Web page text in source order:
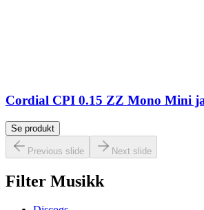
Cordial CPI 0.15 ZZ Mono Mini
Se produkt
Previous slide Next slide
Filter Musikk